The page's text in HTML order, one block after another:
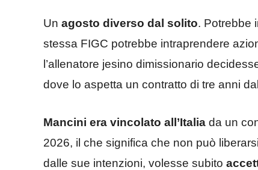
Un agosto diverso dal solito. Potrebbe
stessa FIGC potrebbe intraprendere
l’allenatore jesino dimissionario
dove lo aspetta un contratto di tre anni
Mancini era vincolato all’Italia da un
2026, il che significa che non può
dalle sue intenzioni, volesse subito